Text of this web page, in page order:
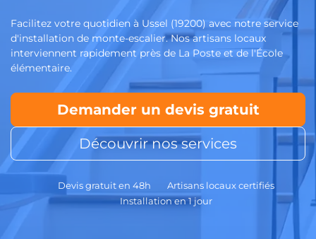
Facilitez votre quotidien à Ussel (19200) avec notre service
d'installation de monte-escalier. Nos artisans locaux
interviennent rapidement près de La Poste et de l'École
élémentaire.
Demander un devis gratuit
Découvrir nos services
Devis gratuit en 48h
Artisans locaux certifiés
Installation en 1 jour